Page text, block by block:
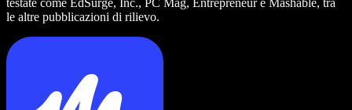
testate come EdSurge, Inc., PC Mag, Entrepreneur e Mashable, tra
le altre pubblicazioni di rilievo.